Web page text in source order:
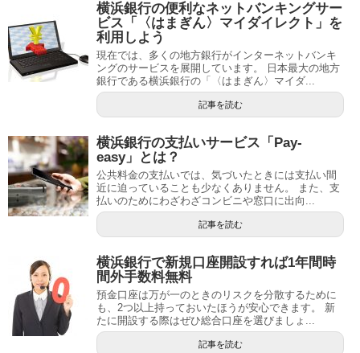
横浜銀行の便利なネットバンキングサー
ビス「〈はまぎん〉マイダイレクト」を
利用しよう
現在では、多くの地方銀行がインターネットバンキ
ングのサービスを展開しています。 日本最大の地方
銀行である横浜銀行の「〈はまぎん〉マイダ...
記事を読む
横浜銀行の支払いサービス「Pay-
easy」とは？
公共料金の支払いでは、気づいたときには支払い間
近に迫っていることも少なくありません。 また、支
払いのためにわざわざコンビニや窓口に出向...
記事を読む
横浜銀行で新規口座開設すれば1年間時
間外手数料無料
預金口座は万が一のときのリスクを分散するために
も、2つ以上持っておいたほうが安心できます。 新
たに開設する際はぜひ総合口座を選びましょ...
記事を読む